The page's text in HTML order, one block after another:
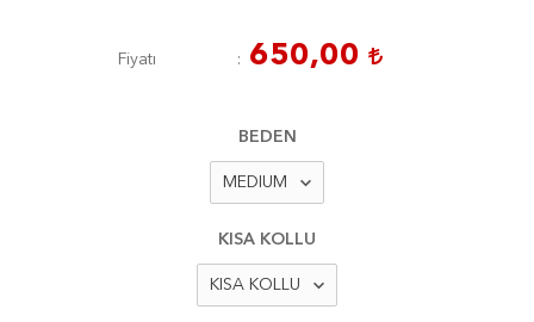
Fiyatı 650,00
BEDEN
KISA KOLLU